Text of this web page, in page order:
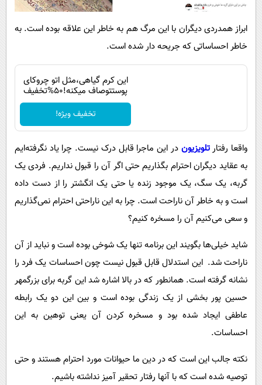
ابراز همدردی دیگران با این مرگ هم به خاطر این علاقه بوده است. به
خاطر احساساتی که جریحه دار شده است.
این کرم گیاهی،مثل اتو چروکای
پوستتوصاف میکنه!50%تخفیف
تخفیف ویژه!
واقعا رفتارتلویزیون در این ماجرا قابل درک نیست. چرا یاد نگرفته‌ایم
به عقاید دیگران احترام بگذاریم حتی اگر آن را قبول نداریم. فردی یک
گربه، یک سگ، یک موجود زنده یا حتی یک انگشتر را از دست داده
است و به خاطر آن ناراحت است. چرا به این ناراحتی احترام نمی‌گذاریم
و سعی می‌کنیم آن را مسخره کنیم؟
شاید خیلی‌ها بگویند این برنامه تنها یک شوخی بوده است و نباید از آن
ناراحت شد. این استدلال قابل قبول نیست چون احساسات یک فرد را
نشانه گرفته است. همانطور که در بالا اشاره شد این گربه برای بزرگمهر
حسین پور بخشی از یک زندگی بوده است و بین این دو یک رابطه
عاطفی ایجاد شده بود و مسخره کردن آن یعنی توهین به این
احساسات.
نکته جالب این است که در دین ما حیوانات مورد احترام هستند و حتی
توصیه شده است که با آنها رفتار تحقیر آمیز نداشته باشیم.